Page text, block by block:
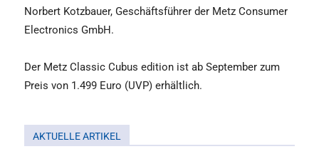
Norbert Kotzbauer, Geschäftsführer der Metz Consumer
Electronics GmbH.
Der Metz Classic Cubus edition ist ab September zum
Preis von 1.499 Euro (UVP) erhältlich.
AKTUELLE ARTIKEL